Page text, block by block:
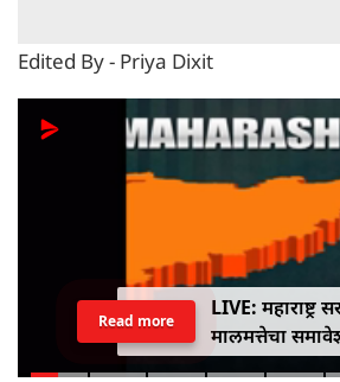
Edited By - Priya Dixit
LIVE: महाराष्ट्र
मालमत्तेचा
एमपीआयडी
Read more